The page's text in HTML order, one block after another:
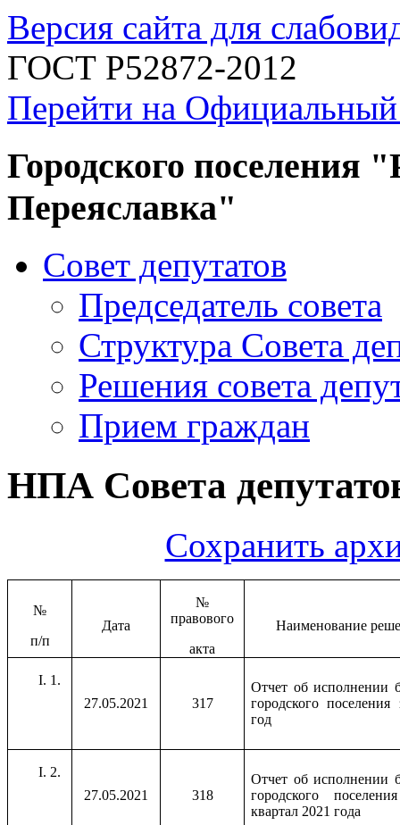
Версия сайта для
ГОСТ Р52872-2012
Перейти на
Городского поселения
Переяславка"
Совет депутатов
Председатель совета
Структура Совета
Решения совета
Прием граждан
НПА Совета
Сохранить
№
п/п
Дата
№
правового
акта
Наименование
1.
27.05.2021
317
Отчет об исполнении
городского поселения
год
2.
27.05.2021
318
Отчет об исполнении
городского
квартал 2021 года